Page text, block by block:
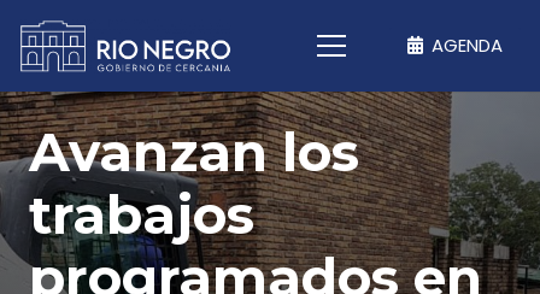
AGENDA
Avanzan los
trabajos
programados en